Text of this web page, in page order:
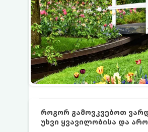
როგორ გამოვკვებოთ
უხვი ყვავილობისა და